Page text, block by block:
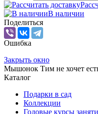
В наличии
Поделиться
Ошибка
Закрыть окно
Мышонок Тим не хочет
Каталог
Подарки в сад
Коллекции
Годовые курсы